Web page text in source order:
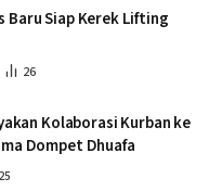
Baru Siap Kerek Lifting
26
Kolaborasi Kurban ke
Dompet Dhuafa
25